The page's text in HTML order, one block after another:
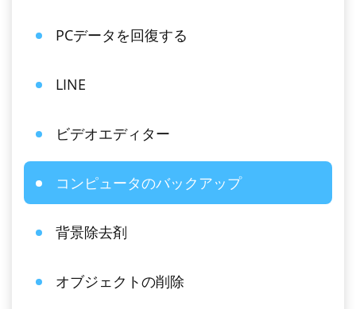
PCデータを回復する
LINE
ビデオエディター
コンピュータのバックアップ
背景除去剤
オブジェクトの削除